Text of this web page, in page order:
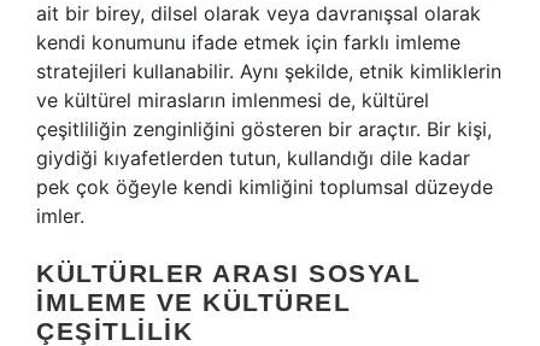
ait bir birey, dilsel olarak veya davranışsal olarak
kendi konumunu ifade etmek için farklı imleme
stratejileri kullanabilir. Aynı şekilde, etnik kimliklerin
ve kültürel mirasların imlenmesi de, kültürel
çeşitliliğin zenginliğini gösteren bir araçtır. Bir kişi,
giydiği kıyafetlerden tutun, kullandığı dile kadar
pek çok öğeyle kendi kimliğini toplumsal düzeyde
imler.
KÜLTÜRLER ARASI SOSYAL
İMLEME VE KÜLTÜREL
ÇEŞITLILIK